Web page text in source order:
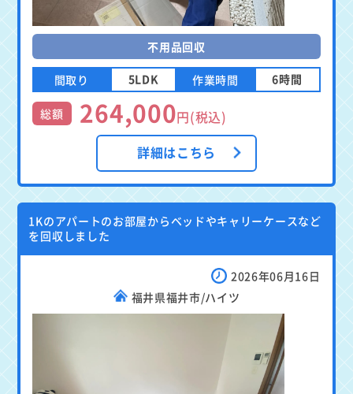
不用品回収
間取り 5LDK 作業時間 6時間
総額 264,000円(税込)
詳細はこちら
1Kのアパートのお部屋からベッドやキャリーケースなど
を回収しました
2026年06月16日
福井県福井市/ハイツ